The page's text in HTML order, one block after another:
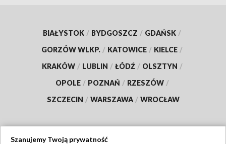
BIAŁYSTOK / BYDGOSZCZ / GDAŃSK /
GORZÓW WLKP. / KATOWICE / KIELCE /
KRAKÓW / LUBLIN / ŁÓDŹ / OLSZTYN /
OPOLE / POZNAŃ / RZESZÓW /
SZCZECIN / WARSZAWA / WROCŁAW
Szanujemy Twoją prywatność